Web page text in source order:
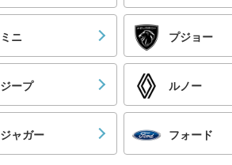
ミニ プジョー
ジープ ルノー
ジャガー フォード